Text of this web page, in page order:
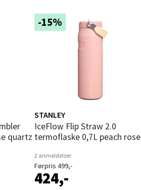
quartz
-15%
STANLEY
IceFlow Flip Straw 2.0
termoflaske 0,7L peach rose
2 anmeldelser
Førpris 499,-
424,-
Velg